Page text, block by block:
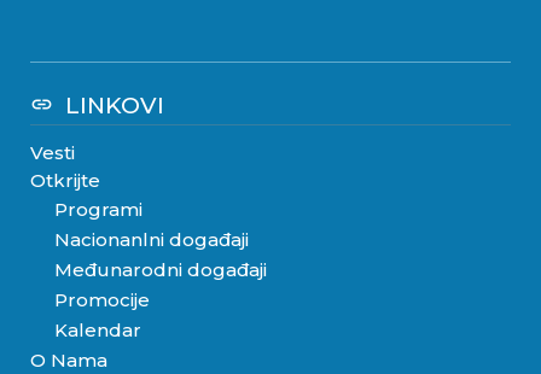
link LINKOVI
Vesti
Otkrijte
Programi
Nacionanlni događaji
Međunarodni događaji
Promocije
Kalendar
O Nama